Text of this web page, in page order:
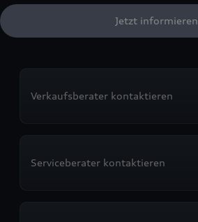
Jetzt informieren
Verkaufsberater kontaktieren
Serviceberater kontaktieren